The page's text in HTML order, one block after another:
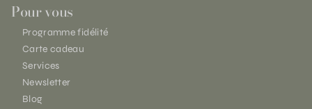
Pour vous
Programme fidélité
Carte cadeau
Services
Newsletter
Blog